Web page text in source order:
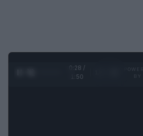
0:29 /
1:50